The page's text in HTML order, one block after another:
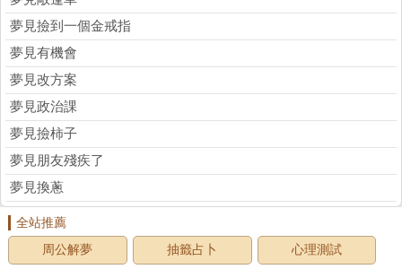
夢見撿到一個金戒指
夢見有機會
夢見改方案
夢見政治課
夢見撿柿子
夢見朋友殘疾了
夢見換蔥
全站推薦
周公解夢
抽籤占卜 心理測試